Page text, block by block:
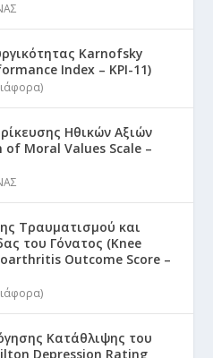
Karnofsky
Index – KPI-11)
Ηθικών Αξιών
Moral Values Scale –
Τραυματισμού και
του Γόνατος (Knee
Outcome Score –
Κατάθλιψης του
Depression Rating